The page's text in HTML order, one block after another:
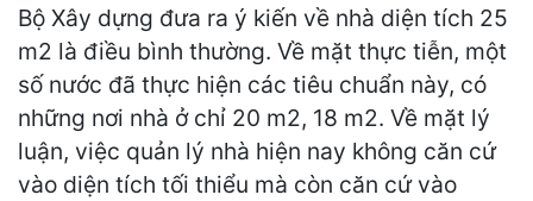
Bộ Xây dựng đưa ra ý kiến về nhà diện tích 25
m2 là điều bình thường. Về mặt thực tiễn, một
số nước đã thực hiện các tiêu chuẩn này, có
những nơi nhà ở chỉ 20 m2, 18 m2. Về mặt lý
luận, việc quản lý nhà hiện nay không căn cứ
vào diện tích tối thiểu mà còn căn cứ vào